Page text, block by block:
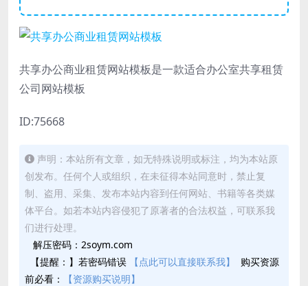
共享办公商业租赁网站模板是一款适合办公室共享租赁
公司网站模板
ID:75668
声明：本站所有文章，如无特殊说明或标注，均为本站原
创发布。任何个人或组织，在未征得本站同意时，禁止复
制、盗用、采集、发布本站内容到任何网站、书籍等各类媒
体平台。如若本站内容侵犯了原著者的合法权益，可联系我
们进行处理。
解压密码：2soym.com
【提醒：】若密码错误
【点此可以直接联系我】
购买资源
前必看：
【资源购买说明】